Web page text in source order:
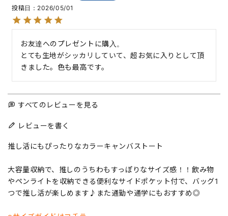
投稿日
2026/05/01
お友達へのプレゼントに購入。
とても生地がシッカリしていて、超お気に入りとして頂
きました。色も最高です。
すべてのレビューを見る
レビューを書く
推し活にもぴったりなカラーキャンバストート
大容量収納で、推しのうちわもすっぽりなサイズ感！！飲み物
やペンライトを収納できる便利なサイドポケット付で、バッグ1
つで推し活が楽しめます♪また通勤や通学にもおすすめ◎